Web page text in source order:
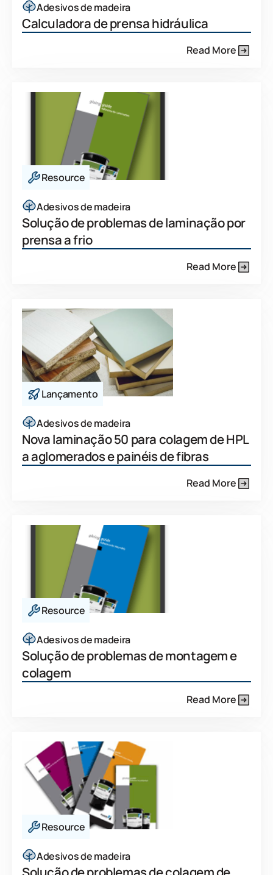
Adesivos de madeira
Calculadora de prensa hidráulica
Read More
Resource
Adesivos de madeira
Solução de problemas de laminação por
prensa a frio
Read More
Lançamento
Adesivos de madeira
Nova laminação 50 para colagem de HPL
a aglomerados e painéis de fibras
Read More
Resource
Adesivos de madeira
Solução de problemas de montagem e
colagem
Read More
Resource
Adesivos de madeira